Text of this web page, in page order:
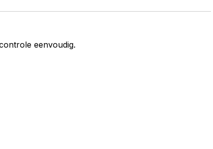
eenvoudig.